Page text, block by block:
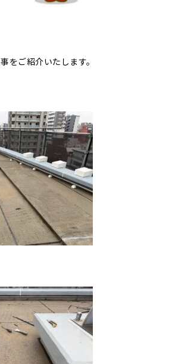
をご紹介いたします。